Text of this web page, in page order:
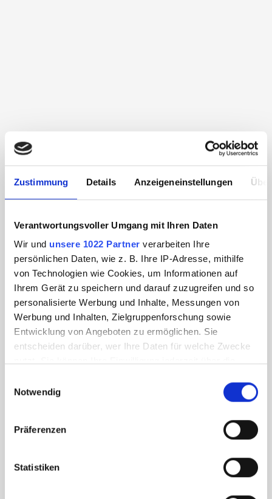
Zustimmung Details Anzeigeneinstellungen
Verantwortungsvoller Umgang mit Ihren Daten
Wir und unsere 1022 Partner verarbeiten Ihre
persönlichen Daten, wie z. B. Ihre IP-Adresse, mithilfe
von Technologien wie Cookies, um Informationen auf
Ihrem Gerät zu speichern und darauf zuzugreifen und so
personalisierte Werbung und Inhalte, Messungen von
Werbung und Inhalten, Zielgruppenforschung sowie
Entwicklung von Angeboten zu ermöglichen. Sie
entscheiden darüber, wer Ihre Daten für welche Zwecke
Trigger Symbol ändern oder widerrufen
Informationen über Ihre geografische Lage
können
bestimmten Merkmalen (Fingerprinting) identifizieren
Notwendig
Präferenzen
Statistiken